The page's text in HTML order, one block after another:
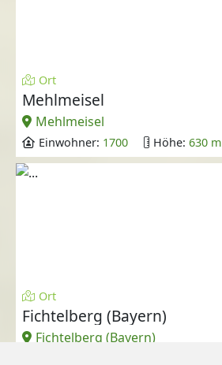
Ort
Mehlmeisel
Mehlmeisel
Einwohner: 1700 Höhe: 630 m
Ort
Fichtelberg (Bayern)
Fichtelberg (Bayern)